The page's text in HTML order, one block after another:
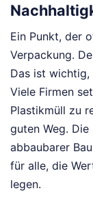
Ein Punkt, der
Verpackung.
Das ist
Viele Firmen
Plastikmüll zu
guten Weg.
abbaubarer
für alle, die
legen.